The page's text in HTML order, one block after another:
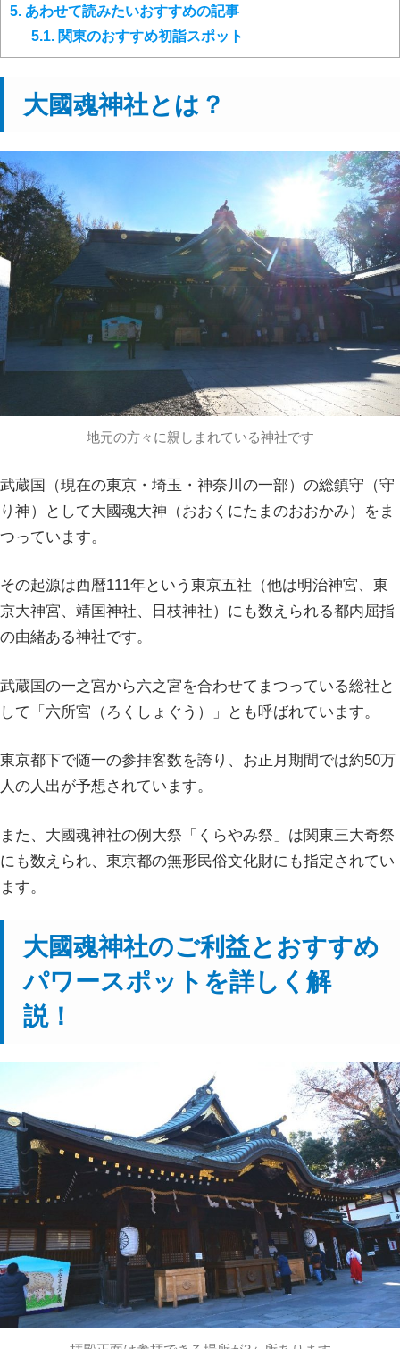
5. あわせて読みたいおすすめの記事
5.1. 関東のおすすめ初詣スポット
大國魂神社とは？
地元の方々に親しまれている神社です
武蔵国（現在の東京・埼玉・神奈川の一部）の総鎮守（守
り神）として大國魂大神（おおくにたまのおおかみ）をま
つっています。
その起源は西暦111年という東京五社（他は明治神宮、東
京大神宮、靖国神社、日枝神社）にも数えられる都内屈指
の由緒ある神社です。
武蔵国の一之宮から六之宮を合わせてまつっている総社と
して「六所宮（ろくしょぐう）」とも呼ばれています。
東京都下で随一の参拝客数を誇り、お正月期間では約50万
人の人出が予想されています。
また、大國魂神社の例大祭「くらやみ祭」は関東三大奇祭
にも数えられ、東京都の無形民俗文化財にも指定されてい
ます。
大國魂神社のご利益とおすすめ
パワースポットを詳しく解
説！